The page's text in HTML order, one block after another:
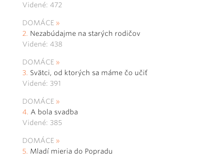
Videné: 472
DOMÁCE
Nezabúdajme na starých rodičov
Videné: 438
DOMÁCE
Svätci, od ktorých sa máme čo učiť
Videné: 391
DOMÁCE
A bola svadba
Videné: 385
DOMÁCE
Mladí mieria do Popradu